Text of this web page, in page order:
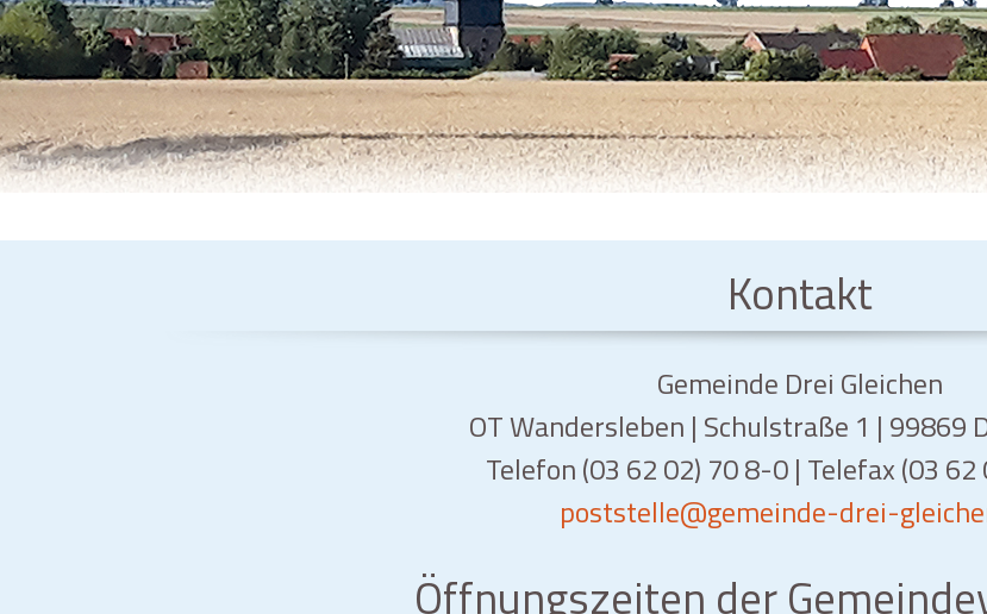
Kontakt
Gemeinde Drei Gleichen
OT Wandersleben | Schulstraße 1 | 99869
Telefon (03 62 02) 70 8-0 | Telefax (03 62
poststelle@gemeinde-drei-
Öffnungszeiten der